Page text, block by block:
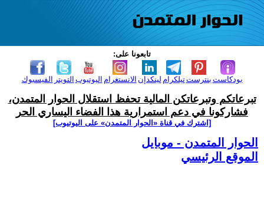
تابعونا على:
الفيسبوك التويتر اليوتيوب الانستغرام لينكدإن تيلكرامبنترست بودكاست
تبرعاتكم وتبرعاتكن المالية تحفظ استقلال الحوار المتمدن،
فشاركونا في دعم استمرارية هذا الفضاء اليساري الحر
[اشترك في قناة ‫«الحوار المتمدن» على اليوتيوب]
الحوار المتمدن - موبايل
الموقع الرئيسي